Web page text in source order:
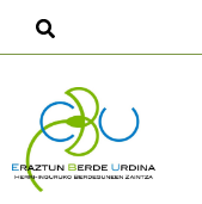
al
contenido